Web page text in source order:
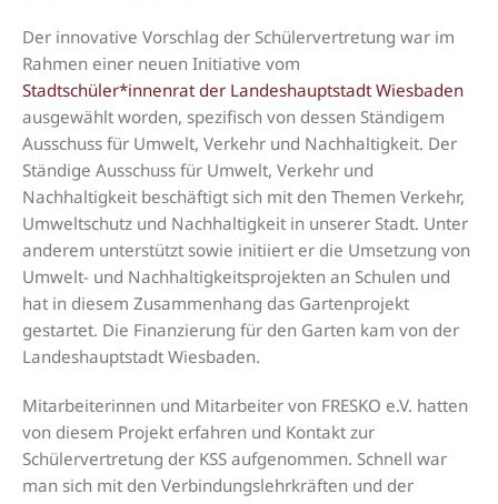
Der innovative Vorschlag der Schülervertretung war im
Rahmen einer neuen Initiative vom
Stadtschüler*innenrat der Landeshauptstadt Wiesbaden
ausgewählt worden, spezifisch von dessen Ständigem
Ausschuss für Umwelt, Verkehr und Nachhaltigkeit. Der
Ständige Ausschuss für Umwelt, Verkehr und
Nachhaltigkeit beschäftigt sich mit den Themen Verkehr,
Umweltschutz und Nachhaltigkeit in unserer Stadt. Unter
anderem unterstützt sowie initiiert er die Umsetzung von
Umwelt- und Nachhaltigkeitsprojekten an Schulen und
hat in diesem Zusammenhang das Gartenprojekt
gestartet. Die Finanzierung für den Garten kam von der
Landeshauptstadt Wiesbaden.
Mitarbeiterinnen und Mitarbeiter von FRESKO e.V. hatten
von diesem Projekt erfahren und Kontakt zur
Schülervertretung der KSS aufgenommen. Schnell war
man sich mit den Verbindungslehrkräften und der